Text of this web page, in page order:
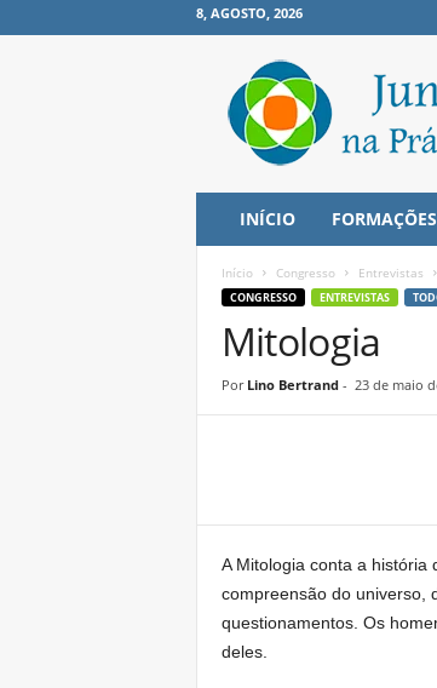
8, AGOSTO, 2026
INÍCIO FORMAÇÕES
Início Congresso Entrevistas
CONGRESSO ENTREVISTAS
Mitologia
Por Lino Bertrand- 23 de maio
A Mitologia conta a história
compreensão do universo,
questionamentos. Os
deles.